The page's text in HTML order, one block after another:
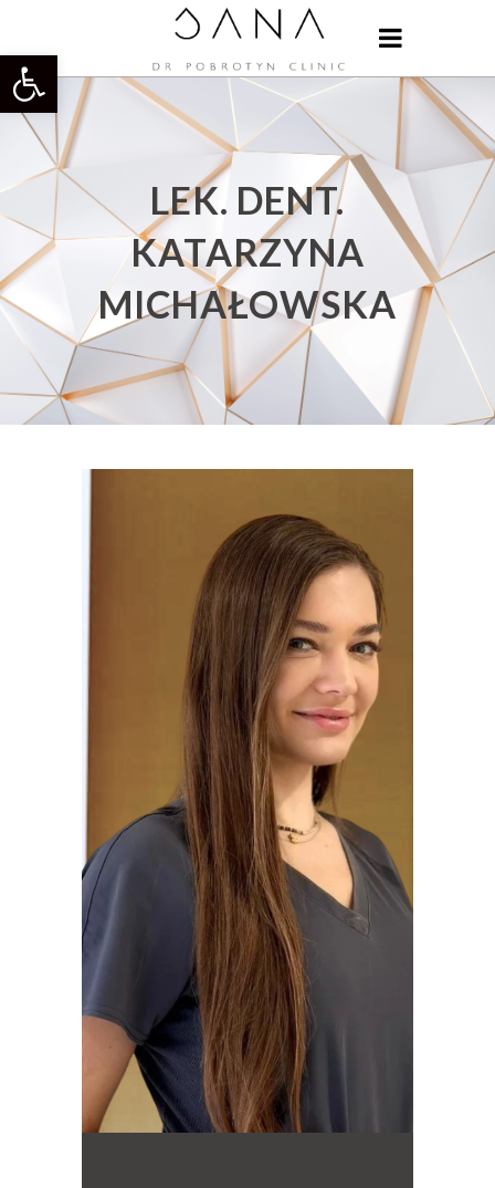
Otwórz pasek narzędzi
LEK. DENT.
KATARZYNA
MICHAŁOWSKA